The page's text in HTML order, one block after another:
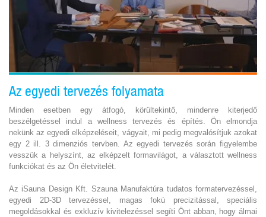
Az egyedi tervezés folyamata
Minden esetben egy átfogó, körültekintő, mindenre kiterjedő
beszélgetéssel indul a wellness tervezés és építés. Ön elmondja
nekünk az egyedi elképzeléseit, vágyait, mi pedig megvalósítjuk azokat
egy 2 ill. 3 dimenziós tervben. Az egyedi tervezés során figyelembe
vesszük a helyszínt, az elképzelt formavilágot, a választott wellness
funkciókat és az Ön életvitelét.
Az iSauna Design Kft. Szauna Manufaktúra tudatos formatervezéssel,
egyedi 2D-3D tervezéssel, magas fokú precizitással, speciális
megoldásokkal és exkluzív kivitelezéssel segíti Önt abban, hogy álmai